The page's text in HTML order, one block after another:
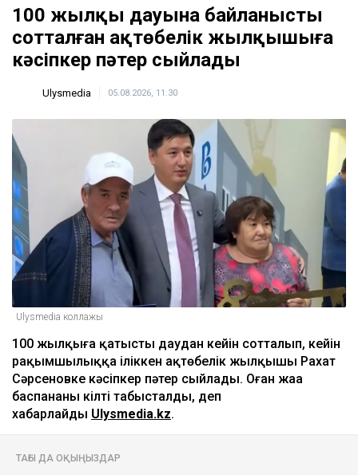
100 жылқы дауына байланысты
сотталған ақтөбелік жылқышыға
кәсіпкер пәтер сыйлады
Ulysmedia 05.08.2026, 11:30
Ulysmedia коллажы
100 жылқыға қатысты даудан кейін сотталып, кейін
рақымшылыққа іліккен ақтөбелік жылқышы Рахат
Сәрсеновке кәсіпкер пәтер сыйлады. Оған жаңа
баспананың кілті табысталды, деп
хабарлайды Ulysmedia.kz.
ТАҒЫ ДА ОҚЫҢЫЗДАР